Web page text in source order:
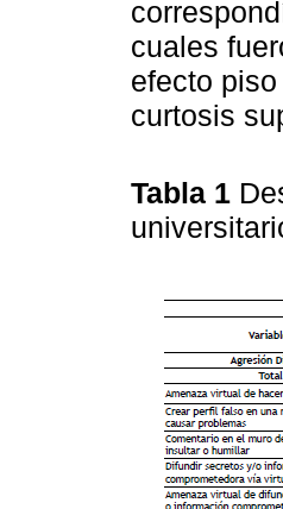
cuales
efecto
curtosis
Tabla 1